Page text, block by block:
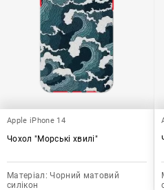
Apple iPhone 14
Чохол "Морські хвилі"
Матеріал: Чорний матовий
силікон